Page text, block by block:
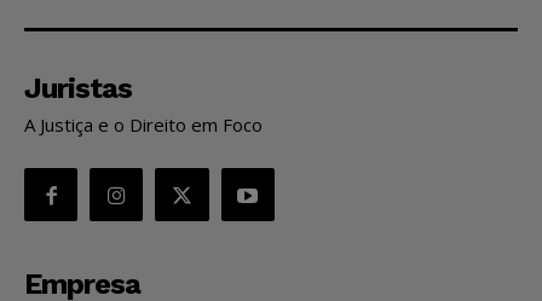
Juristas
A Justiça e o Direito em Foco
Empresa